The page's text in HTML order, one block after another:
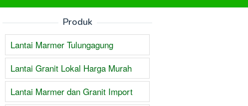
Produk
Lantai Marmer Tulungagung
Lantai Granit Lokal Harga Murah
Lantai Marmer dan Granit Import